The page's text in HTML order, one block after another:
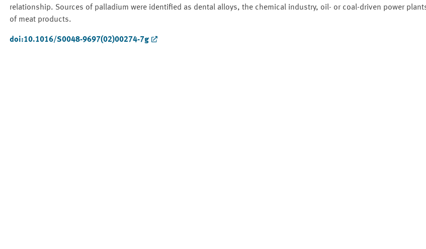
relationship. Sources of palladium were identified as dental alloys, the chemical industry, oil- or coal-driven power
of meat products.
doi:10.1016/S0048-9697(02)00274-7g